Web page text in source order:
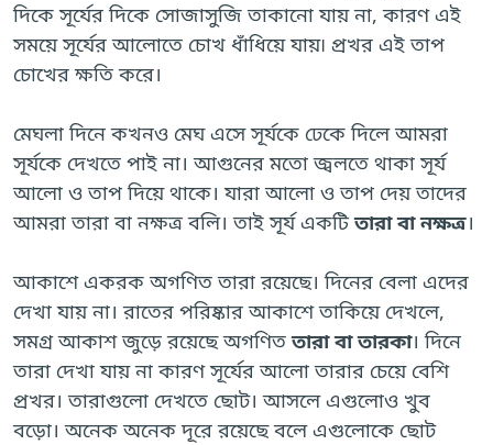
দিকে সূর্যের দিকে সোজাসুজি তাকানো যায় না, কারণ এই
সময়ে সূর্যের আলোতে চোখ ধাঁধিয়ে যায়৷ প্রখর এই তাপ
চোখের ক্ষতি করে।
মেঘলা দিনে কখনও মেঘ এসে সূর্যকে ঢেকে দিলে আমরা
সূর্যকে দেখতে পাই না। আগুনের মতো জ্বলতে থাকা সূর্য
আলো ও তাপ দিয়ে থাকে। যারা আলো ও তাপ দেয় তাদের
আমরা তারা বা নক্ষত্র বলি। তাই সূর্য একটিতারা বা নক্ষত্র।
আকাশে একরক অগণিত তারা রয়েছে। দিনের বেলা এদের
দেখা যায় না। রাতের পরিষ্কার আকাশে তাকিয়ে দেখলে,
সমগ্র আকাশ জুড়ে রয়েছে অগণিততারা বা তারকা। দিনে
তারা দেখা যায় না কারণ সূর্যের আলো তারার চেয়ে বেশি
প্রখর। তারাগুলো দেখতে ছোট। আসলে এগুলোও খুব
বড়ো। অনেক অনেক দূরে রয়েছে বলে এগুলোকে ছোট